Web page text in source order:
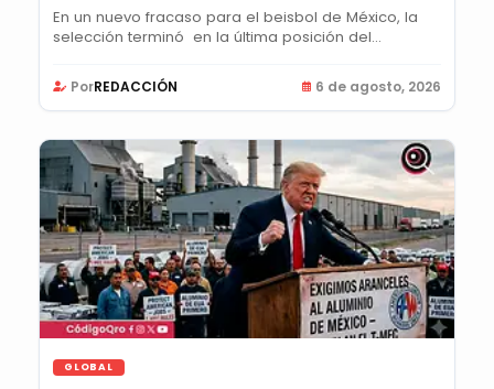
En un nuevo fracaso para el beisbol de México, la
selección terminó en la última posición del...
PorREDACCIÓN 6 de agosto, 2026
GLOBAL